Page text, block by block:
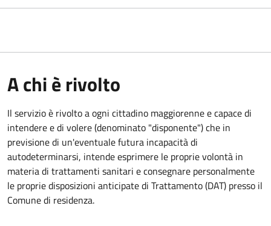
A chi è rivolto
Il servizio è rivolto a ogni cittadino maggiorenne e capace di
intendere e di volere (denominato "disponente") che in
previsione di un'eventuale futura incapacità di
autodeterminarsi, intende esprimere le proprie volontà in
materia di trattamenti sanitari e consegnare personalmente
le proprie disposizioni anticipate di Trattamento (DAT) presso il
Comune di residenza.